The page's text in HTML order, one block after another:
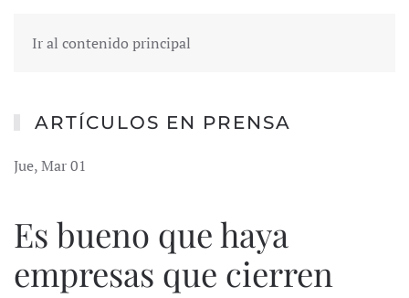
Ir al contenido principal
ARTÍCULOS EN PRENSA
Jue, Mar 01
Es bueno que haya
empresas que cierren